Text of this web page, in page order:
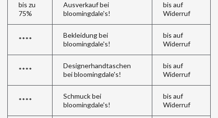
bis zu
75%
Ausverkauf bei
bloomingdale's!
bis auf
Widerruf
****
Bekleidung bei
bloomingdale's!
bis auf
Widerruf
****
Designerhandtaschen
bei bloomingdale's!
bis auf
Widerruf
****
Schmuck bei
bloomingdale's!
bis auf
Widerruf